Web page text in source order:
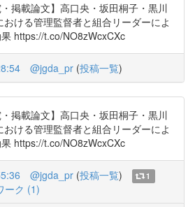
掲載論文】高口央・坂田桐子・黒川
ける管理監督者と組合リーダーによ
https://t.co/NO8zWcxCXc
@jgda_pr (投稿一覧)
掲載論文】高口央・坂田桐子・黒川
ける管理監督者と組合リーダーによ
https://t.co/NO8zWcxCXc
@jgda_pr (投稿一覧) 1
ーク (1)